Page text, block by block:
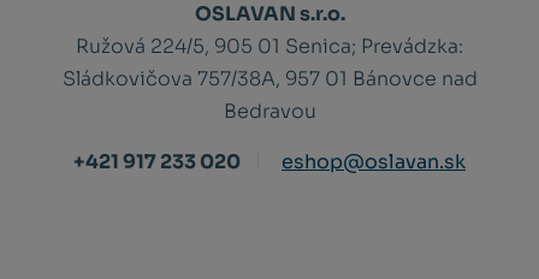
OSLAVAN s.r.o.
Ružová 224/5, 905 01 Senica; Prevádzka:
Sládkovičova 757/38A, 957 01 Bánovce nad
Bedravou
+421 917 233 020
eshop@oslavan.sk